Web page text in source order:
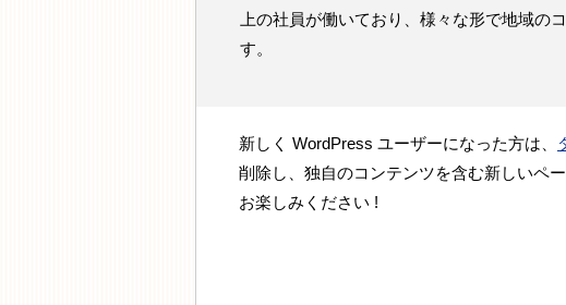
上の社員が働いており、様々な形で地域の
す。
新しく WordPress ユーザーになった方は、
削除し、独自のコンテンツを含む新しいペ
お楽しみください !